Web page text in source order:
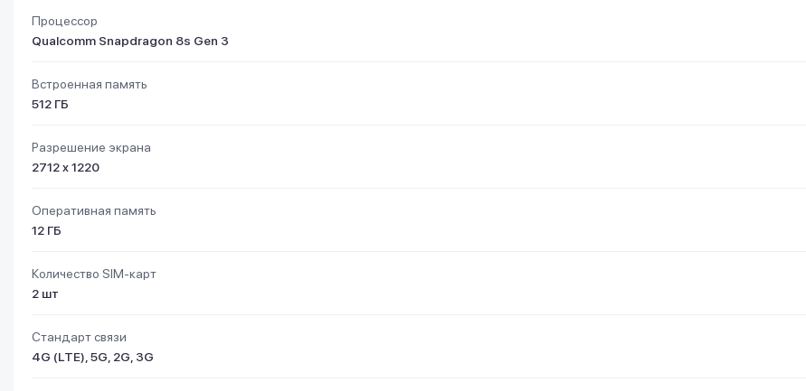
Процессор
Qualcomm Snapdragon 8s Gen 3
Встроенная память
512 ГБ
Разрешение экрана
2712 x 1220
Оперативная память
12 ГБ
Количество SIM-карт
2 шт
Стандарт связи
4G (LTE), 5G, 2G, 3G